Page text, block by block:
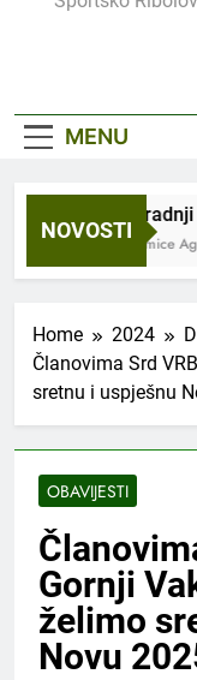
MENU
NOVOSTI
U saradnji
3 Sedmice Ago
Home 2024
Članovima Srd
sretnu i uspješnu
OBAVIJESTI
Gornji
želimo
Novu